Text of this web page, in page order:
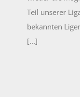
Teil unserer
bekannten
[...]